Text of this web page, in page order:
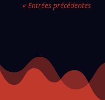
« Entrées précédentes